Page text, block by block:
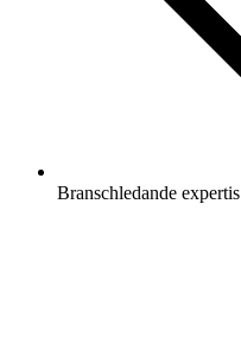
Branschledande expertis